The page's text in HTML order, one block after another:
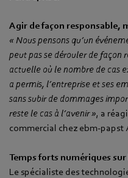
Agir de façon responsable,
« Nous pensons qu’un
peut pas se dérouler de façon
actuelle où le nombre de cas
a permis, l’entreprise et ses
sans subir de dommages
reste le cas à l’avenir », a
commercial chez ebm‑papst
Temps forts numériques
Le spécialiste des